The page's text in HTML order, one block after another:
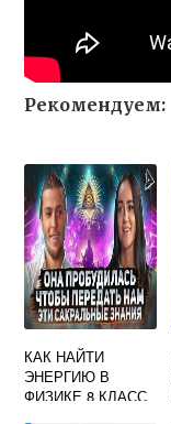
Рекомендуем:
КАК НАЙТИ
ЭНЕРГИЮ В
ФИЗИКЕ 8 КЛАСС